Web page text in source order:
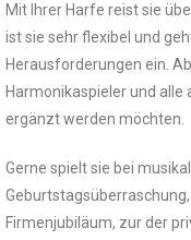
Mit Ihrer Harfe reist sie
ist sie sehr flexibel und
Herausforderungen ein.
Harmonikaspieler und
ergänzt werden möchten.
Gerne spielt sie bei
Firmenjubiläum, zur der